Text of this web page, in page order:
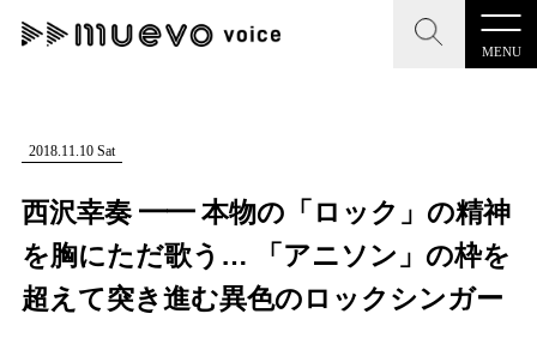
MENU
CLOSE
記事を検索する
CLOSE
"読者の声を形にする”音楽特化メディア
MENU
2018.11.10 Sat
西沢幸奏 ━━ 本物の「ロック」の精神
を胸にただ歌う… 「アニソン」の枠を
超えて突き進む異色のロックシンガー